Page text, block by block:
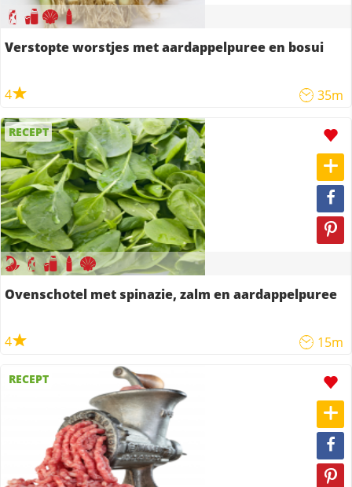
Verstopte worstjes met aardappelpuree en bosui
4 35m
RECEPT
Ovenschotel met spinazie, zalm en aardappelpuree
4 15m
RECEPT